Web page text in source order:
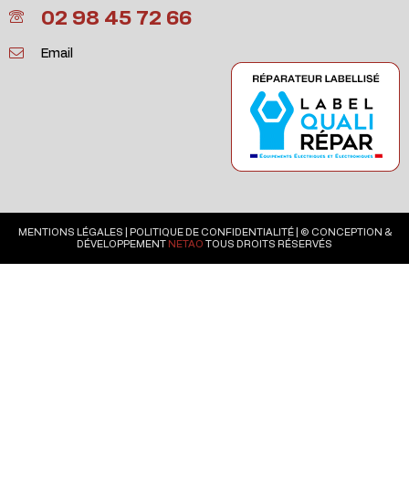
02 98 45 72 66
Email
MENTIONS LÉGALES POLITIQUE DE CONFIDENTIALITÉ| © CONCEPTION &
DÉVELOPPEMENT NETAO TOUS DROITS RÉSERVÉS